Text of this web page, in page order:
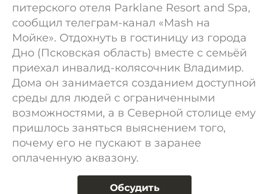
питерского отеля Parklane Resort and Spa,
сообщил телеграм-канал «Mash на
Мойке». Отдохнуть в гостиницу из города
Дно (Псковская область) вместе с семьёй
приехал инвалид-колясочник Владимир.
Дома он занимается созданием доступной
среды для людей с ограниченными
возможностями, а в Северной столице ему
пришлось заняться выяснением того,
почему его не пускают в заранее
оплаченную аквазону.
Обсудить